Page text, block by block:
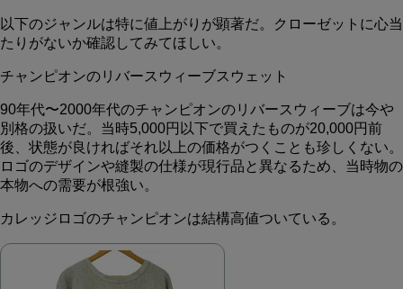
以下のジャンルは特に値上がりが顕著だ。クローゼットに心当
たりがないか確認してみてほしい。
チャンピオンのリバースウィーブスウェット
90年代〜2000年代のチャンピオンのリバースウィーブは今や
別格の扱いだ。当時5,000円以下で買えたものが20,000円前
後、状態が良ければそれ以上の価格がつくことも珍しくない。
ロゴのデザインや縫製の仕様が現行品と異なるため、当時物の
本物への需要が根強い。
カレッジロゴのチャンピオンは結構高値ついている。